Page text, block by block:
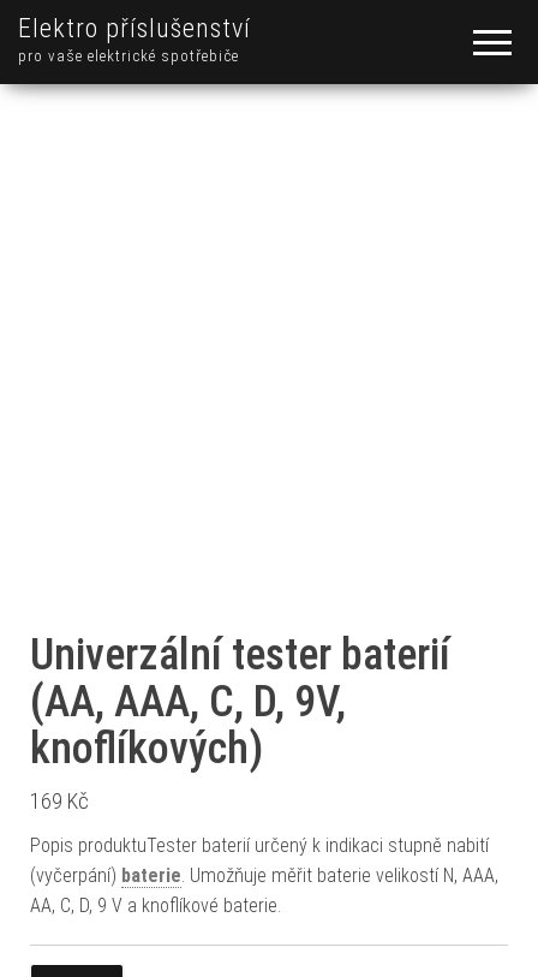
Elektro příslušenství
pro vaše elektrické spotřebiče
Univerzální tester baterií
(AA, AAA, C, D, 9V,
knoflíkových)
169 Kč
Popis produktuTester baterií určený k indikaci stupně nabití
(vyčerpání) baterie. Umožňuje měřit baterie velikostí N, AAA,
AA, C, D, 9 V a knoflíkové baterie.